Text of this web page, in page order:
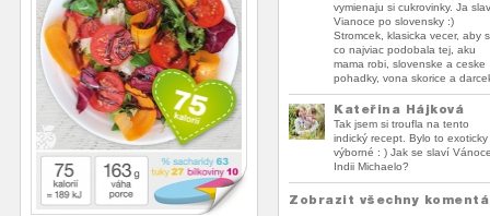
vymienaju si cukrovinky. Ja
Vianoce po slovensky :)
Stromcek, klasicka vecer, aby
co najviac podobala tej, aku
mama robi, slovenske a ceske
pohadky, vona skorice a
Kateřina Hájková
Tak jsem si troufla na tento
indický recept. Bylo to exoticky
výborné : ) Jak se slaví
Indii Michaelo?
Zobrazit všechny